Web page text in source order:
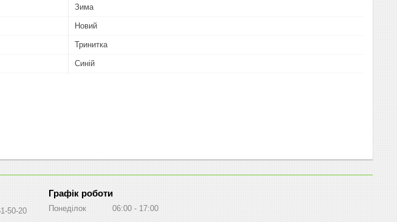
Зима
Новий
Тринитка
Синій
50-20
Графік роботи
Понеділок 06:00
17:00